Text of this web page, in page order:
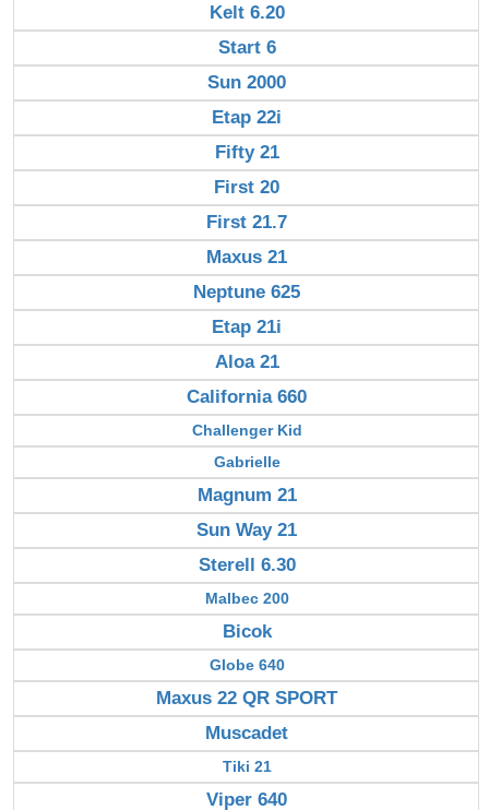
Kelt 6.20
Start 6
Sun 2000
Etap 22i
Fifty 21
First 20
First 21.7
Maxus 21
Neptune 625
Etap 21i
Aloa 21
California 660
Challenger Kid
Gabrielle
Magnum 21
Sun Way 21
Sterell 6.30
Malbec 200
Bicok
Globe 640
Maxus 22 QR SPORT
Muscadet
Tiki 21
Viper 640